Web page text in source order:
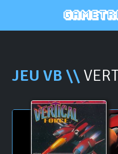
JEU VB \\